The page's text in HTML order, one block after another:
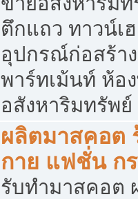
ตึกแถว ทาวน์เ
อุปกรณ์ก่อสร้า
พาร์ทเม้นท์ ห้อ
อสังหาริมทรัพ
ผลิตมาสคอต
กาย แฟชั่น กร
รับทำมาสคอต